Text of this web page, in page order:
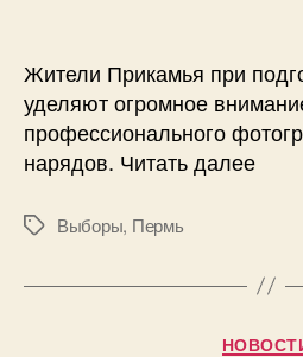
Жители Прикамья при
уделяют огромное
профессионального
нарядов. Читать далее
МеткиВыборы, Пермь